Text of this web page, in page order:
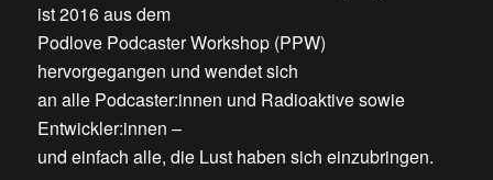
ist 2016 aus dem
Podlove Podcaster Workshop (PPW)
hervorgegangen und wendet sich
an alle Podcaster:innen und Radioaktive sowie
Entwickler:innen –
und einfach alle, die Lust haben sich einzubringen.